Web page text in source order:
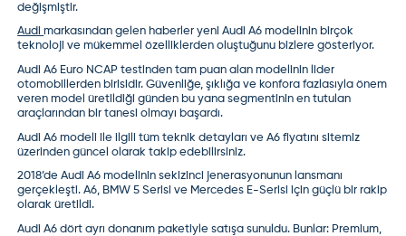
değişmiştir.
Audi markasından gelen haberler yeni Audi A6 modelinin birçok
teknoloji ve mükemmel özelliklerden oluştuğunu bizlere gösteriyor.
Audi A6 Euro NCAP testinden tam puan alan modelinin lider
otomobillerden birisidir. Güvenliğe, şıklığa ve konfora fazlasıyla önem
veren model üretildiği günden bu yana segmentinin en tutulan
araçlarından bir tanesi olmayı başardı.
Audi A6 modeli ile ilgili tüm teknik detayları ve A6 fiyatını sitemiz
üzerinden güncel olarak takip edebilirsiniz.
2018’deAudi A6 modelinin sekizinci jenerasyonunun lansmanı
gerçekleşti. A6, BMW 5 Serisi ve Mercedes E-Serisi için güçlü bir rakip
olarak üretildi.
Audi A6 dört ayrı donanım paketiyle satışa sunuldu. Bunlar: Premium,